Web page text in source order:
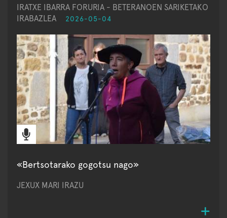
IRATXE IBARRA FORURIA - BETERANOEN SARIKETAKO
IRABAZLEA
2026-05-04
«Bertsotarako gogotsu nago»
JEXUX MARI IRAZU